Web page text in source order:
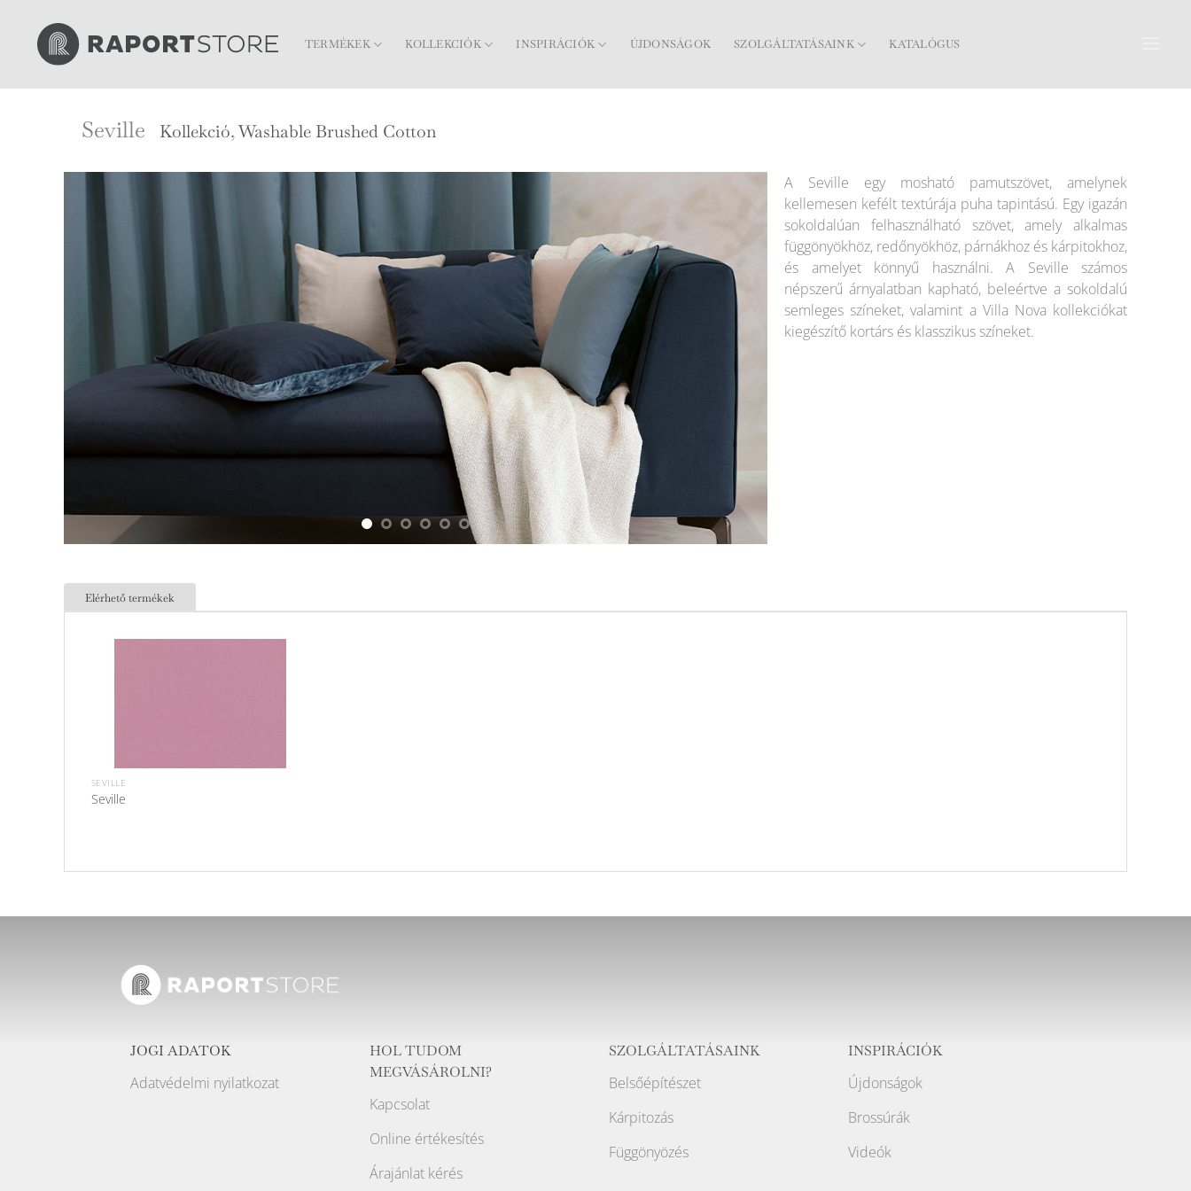
content
TERMÉKEK KOLLEKCIÓK INSPIRÁCIÓK ÚJDONSÁGOK SZOLGÁLTATÁSAINK KATALÓGUS
Seville Kollekció,Washable Brushed Cotton
A Seville egy mosható pamutszövet, amelynek
kellemesen kefélt textúrája puha tapintású. Egy igazán
sokoldalúan felhasználható szövet, amely alkalmas
függönyökhöz, redőnyökhöz, párnákhoz és kárpitokhoz,
és amelyet könnyű használni. A Seville számos
népszerű árnyalatban kapható, beleértve a sokoldalú
semleges színeket, valamint a Villa Nova kollekciókat
kiegészítő kortárs és klasszikus színeket.
Elérhető termékek
SEVILLE
Seville
JOGI ADATOK
Adatvédelmi nyilatkozat
HOL TUDOM
MEGVÁSÁROLNI?
Kapcsolat
Online értékesítés
Árajánlat kérés
SZOLGÁLTATÁSAINK
Belsőépítészet
Kárpitozás
Függönyözés
INSPIRÁCIÓK
Újdonságok
Brossúrák
Videók